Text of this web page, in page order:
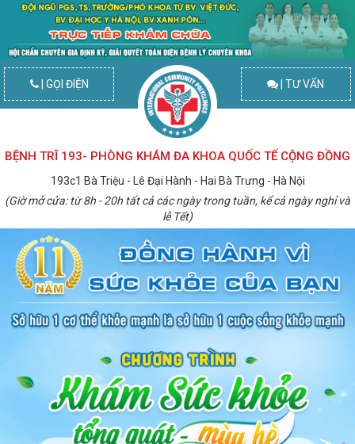
| GỌI ĐIỆN | TƯ VẤN
BỆNH TRĨ 193- PHÒNG KHÁM ĐA KHOA QUỐC TẾ CỘNG ĐỒNG
193c1 Bà Triệu - Lê Đại Hành - Hai Bà Trưng - Hà Nội
(Giờ mở cửa: từ 8h - 20h tất cả các ngày trong tuần, kể cả ngày nghỉ và
lễ Tết)